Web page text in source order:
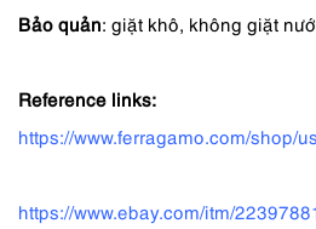
Bảo quản: giặt khô, không giặt
Reference links:
https://www.ferragamo.com/shop/
https://www.ebay.com/itm/